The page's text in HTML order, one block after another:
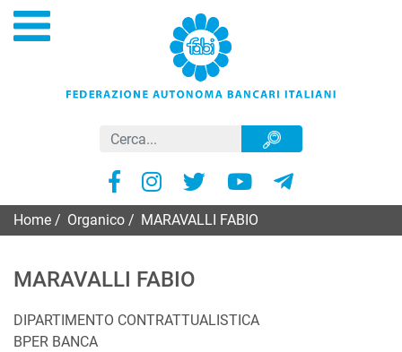
Home Organico MARAVALLI FABIO
MARAVALLI FABIO
DIPARTIMENTO CONTRATTUALISTICA
BPER BANCA